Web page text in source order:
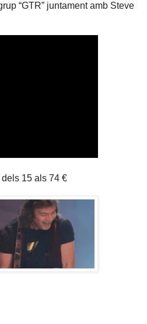
“GTR” juntament amb Steve
15 als 74 €